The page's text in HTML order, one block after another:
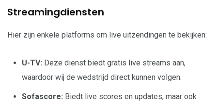
Streamingdiensten
Hier zijn enkele platforms om live uitzendingen te bekijken:
U-TV: Deze dienst biedt gratis live streams aan,
waardoor wij de wedstrijd direct kunnen volgen.
Sofascore: Biedt live scores en updates, maar ook